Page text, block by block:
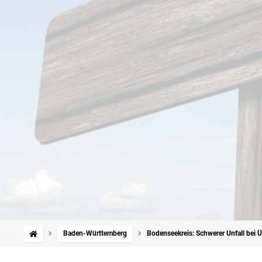
Baden-Württemberg Bodenseekreis: Schwerer Unfall bei